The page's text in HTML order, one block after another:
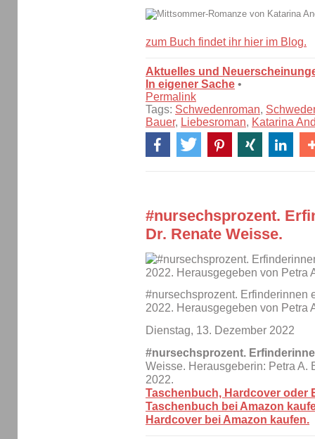
zum Buch findet ihr hier im Blog.
Aktuelles und
In eigener Sache •
Permalink
Tags: Schwedenroman,
Bauer, Liebesroman, Katarina
#nursechsprozent.
Dr. Renate Weisse.
#nursechsprozent. Erfinderinnen
2022. Herausgegeben von Petra
Dienstag, 13. Dezember 2022
#nursechsprozent.
Weisse. Herausgeberin: Petra A.
2022.
Taschenbuch, Hardcover oder
Taschenbuch bei Amazon
Hardcover bei Amazon kaufen.